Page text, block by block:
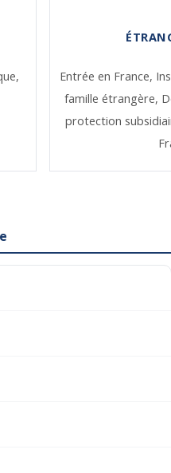
Entrée en France,
famille étrangère,
protection